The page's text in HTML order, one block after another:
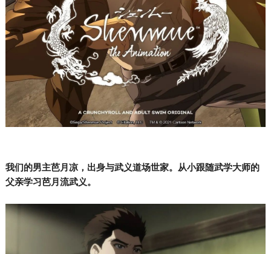
我们的男主芭月凉，出身与武义道场世家。从小跟随武学大师的
父亲学习芭月流武义。